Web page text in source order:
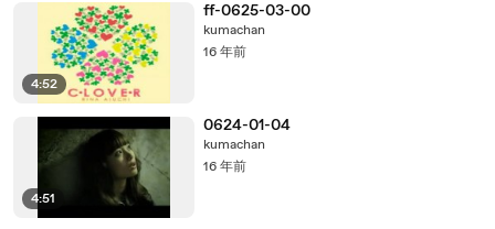
4:52
ff-0625-03-00
kumachan
16 年前
4:51
0624-01-04
kumachan
16 年前